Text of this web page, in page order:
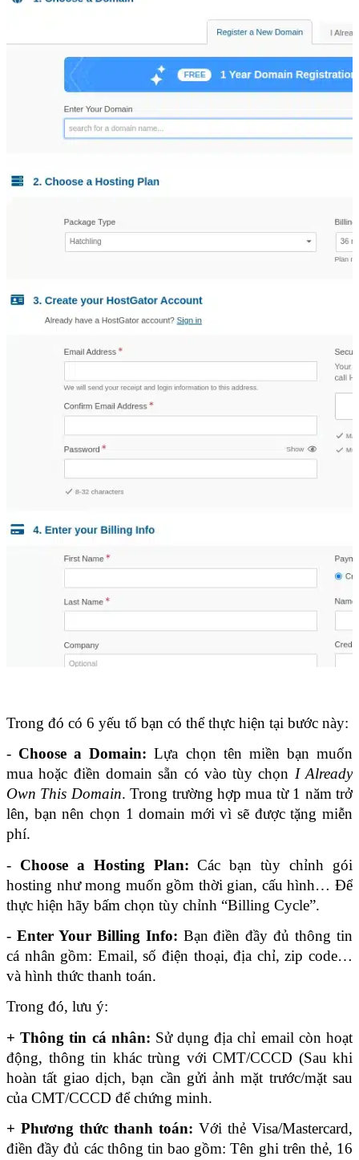
Trong đó có 6 yếu tố bạn có thể thực hiện tại bước này:
- Choose a Domain: Lựa chọn tên miền bạn muốn
mua hoặc điền domain sẵn có vào tùy chọn I Already
Own This Domain. Trong trường hợp mua từ 1 năm trở
lên, bạn nên chọn 1 domain mới vì sẽ được tặng miễn
phí.
- Choose a Hosting Plan: Các bạn tùy chỉnh gói
hosting như mong muốn gồm thời gian, cấu hình… Để
thực hiện hãy bấm chọn tùy chỉnh “Billing Cycle”.
- Enter Your Billing Info: Bạn điền đầy đủ thông tin
cá nhân gồm: Email, số điện thoại, địa chỉ, zip code…
và hình thức thanh toán.
Trong đó, lưu ý:
+ Thông tin cá nhân: Sử dụng địa chỉ email còn hoạt
động, thông tin khác trùng với CMT/CCCD (Sau khi
hoàn tất giao dịch, bạn cần gửi ảnh mặt trước/mặt sau
của CMT/CCCD để chứng minh.
+ Phương thức thanh toán: Với thẻ Visa/Mastercard,
điền đầy đủ các thông tin bao gồm: Tên ghi trên thẻ, 16